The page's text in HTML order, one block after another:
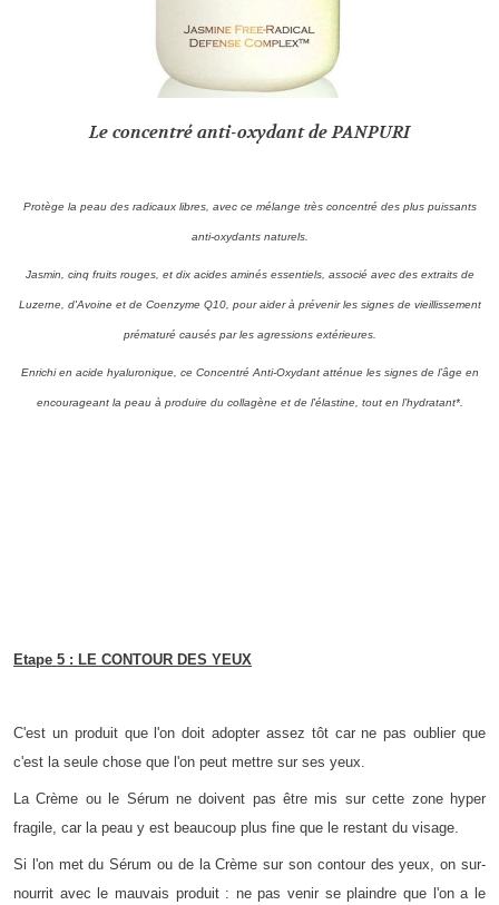
Le concentré anti-oxydant de PANPURI
Protège la peau des radicaux libres, avec ce mélange très concentré des plus puissants
anti-oxydants naturels.
Jasmin, cinq fruits rouges, et dix acides aminés essentiels, associé avec des extraits de
Luzerne, d'Avoine et de Coenzyme Q10, pour aider à prévenir les signes de vieillissement
prématuré causés par les agressions extérieures.
Enrichi en acide hyaluronique, ce Concentré Anti-Oxydant atténue les signes de l’âge en
encourageant la peau à produire du collagène et de l'élastine, tout en l’hydratant*.
Etape 5 : LE CONTOUR DES YEUX
C'est un produit que l'on doit adopter assez tôt car ne pas oublier que
c'est la seule chose que l'on peut mettre sur ses yeux.
La Crème ou le Sérum ne doivent pas être mis sur cette zone hyper
fragile, car la peau y est beaucoup plus fine que le restant du visage.
Si l'on met du Sérum ou de la Crème sur son contour des yeux, on sur-
nourrit avec le mauvais produit : ne pas venir se plaindre que l'on a le